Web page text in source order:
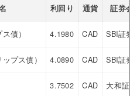
利回り 通貨 証券会
債） 4.1980 CAD SBI証券
プス債） 4.0890 CAD SBI証券
3.7502 CAD 大和証券